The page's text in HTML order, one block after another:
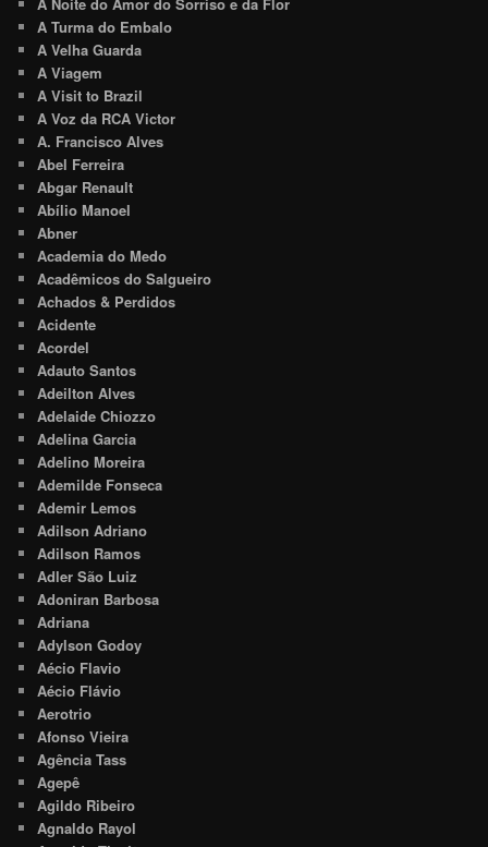
A Noite do Amor do Sorriso e da Flor
A Turma do Embalo
A Velha Guarda
A Viagem
A Visit to Brazil
A Voz da RCA Victor
A. Francisco Alves
Abel Ferreira
Abgar Renault
Abílio Manoel
Abner
Academia do Medo
Acadêmicos do Salgueiro
Achados & Perdidos
Acidente
Acordel
Adauto Santos
Adeilton Alves
Adelaide Chiozzo
Adelina Garcia
Adelino Moreira
Ademilde Fonseca
Ademir Lemos
Adilson Adriano
Adilson Ramos
Adler São Luiz
Adoniran Barbosa
Adriana
Adylson Godoy
Aécio Flavio
Aécio Flávio
Aerotrio
Afonso Vieira
Agência Tass
Agepê
Agildo Ribeiro
Agnaldo Rayol